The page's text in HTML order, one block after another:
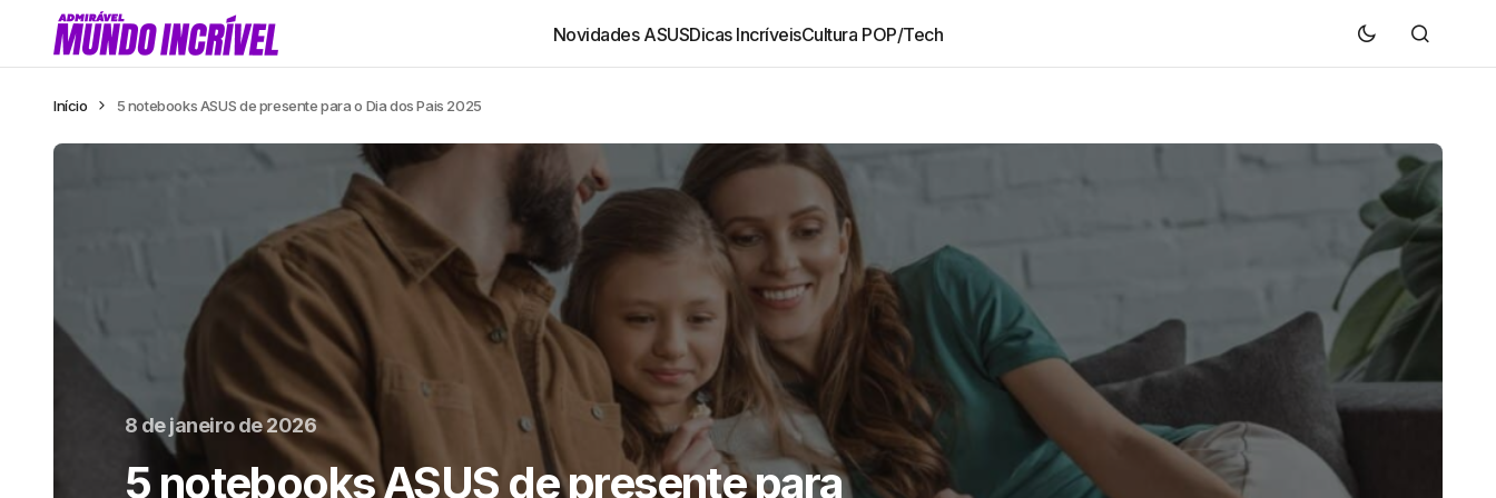
Novidades ASUSDicas IncríveisCultura POP/Tech
Início 5 notebooks ASUS de presente para o Dia dos Pais 2025
8 de janeiro de 2026
5 notebooks ASUS de presente para